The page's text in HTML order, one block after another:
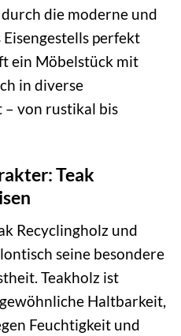
die moderne und
perfekt
ein Möbelstück mit
in diverse
von rustikal bis
Teak
Recyclingholz und
seine besondere
Teakholz ist
Haltbarkeit,
Feuchtigkeit und